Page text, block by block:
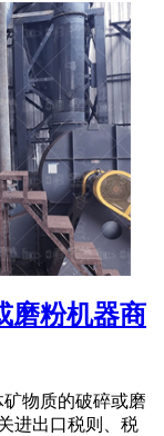
磨粉机器商
物质的破碎或磨
进出口税则、税